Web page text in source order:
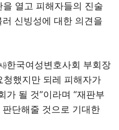
열고 피해자들의 진술
신빙성에 대한 의견을
한국여성변호사회 부회장
청했지만 되레 피해자가
가 될 것”이라며 “재판부
단해줄 것으로 기대한